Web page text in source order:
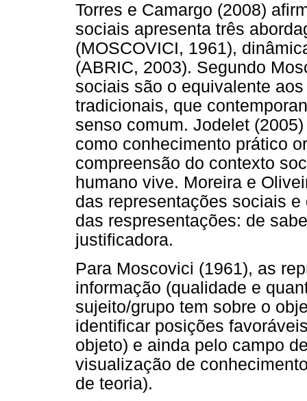
Torres e Camargo (2008)
sociais apresenta três
(MOSCOVICI, 1961),
(ABRIC, 2003). Segundo
sociais são o equivalente
tradicionais, que
senso comum. Jodelet
como conhecimento prático
compreensão do contexto
humano vive. Moreira e
das representações sociais
das respresentações: de
justificadora.
Para Moscovici (1961), as
informação (qualidade e
sujeito/grupo tem sobre o
identificar posições
objeto) e ainda pelo campo
visualização de
de teoria).